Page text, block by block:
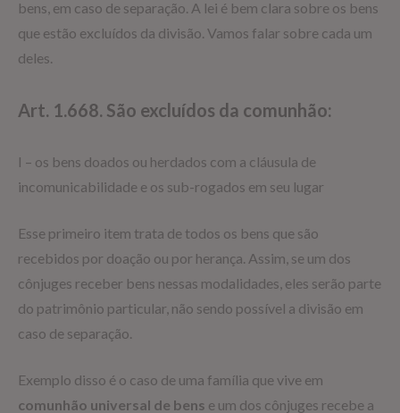
bens, em caso de separação. A lei é bem clara sobre os bens
que estão excluídos da divisão. Vamos falar sobre cada um
deles.
Art. 1.668. São excluídos da comunhão:
I – os bens doados ou herdados com a cláusula de
incomunicabilidade e os sub-rogados em seu lugar
Esse primeiro item trata de todos os bens que são
recebidos por doação ou por herança. Assim, se um dos
cônjuges receber bens nessas modalidades, eles serão parte
do patrimônio particular, não sendo possível a divisão em
caso de separação.
Exemplo disso é o caso de uma família que vive em
comunhão universal de bens e um dos cônjuges recebe a